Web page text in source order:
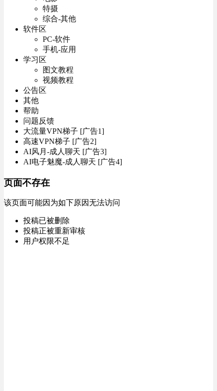
特摄
综合-其他
软件区
PC-软件
手机-应用
学习区
图文教程
视频教程
公告区
其他
帮助
问题反馈
大流量VPN梯子 [广告1]
高速VPN梯子 [广告2]
AI风月-成人聊天 [广告3]
AI电子魅魔-成人聊天 [广告4]
页面不存在
该页面可能因为如下原因无法访问
投稿已被删除
投稿正被重新审核
用户权限不足